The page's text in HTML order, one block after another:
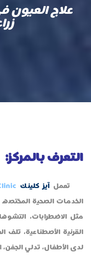
علاج العيون
التعرف بالمركز:
تعمل آيز كلينك
الخدمات الصحية المختصه
مثل الاضطرابات،
القرنية الأصطناعية،
لدى الأطفال، تدلي